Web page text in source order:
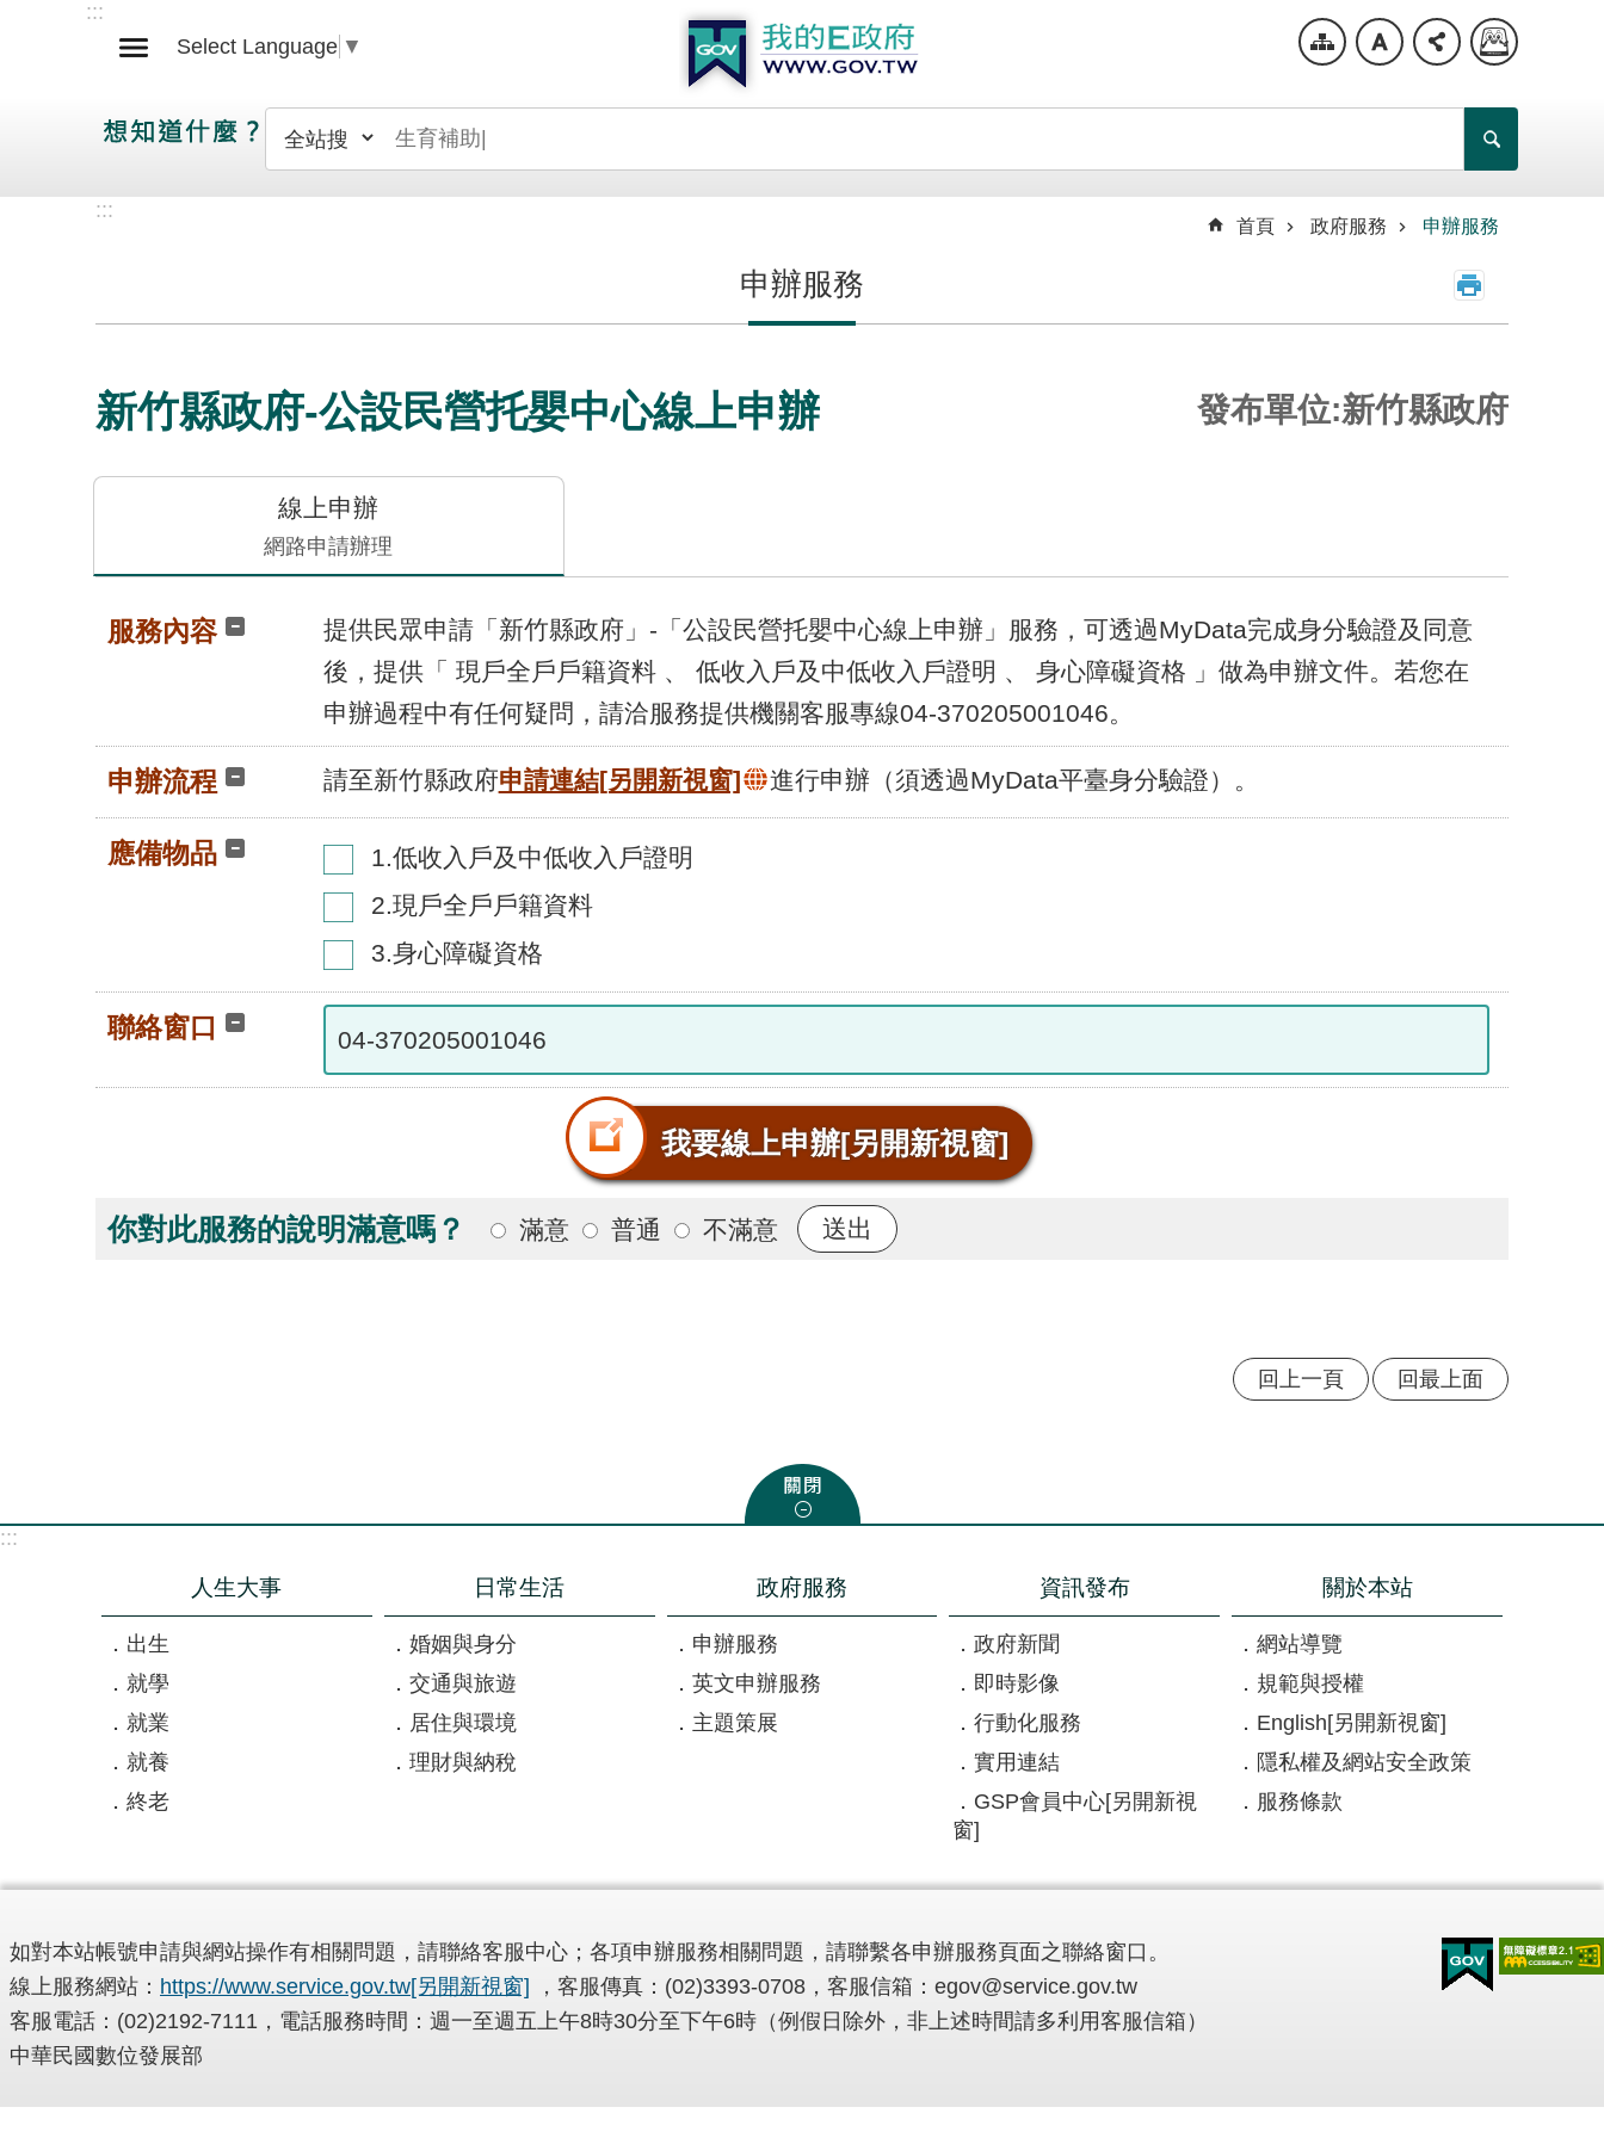
跳到主要內容區塊
:::
Select Language ▼
:::
首頁 政府服務 申辦服務
申辦服務
新竹縣政府-公設民營托嬰中心線上申辦 發布單位:新竹縣政府
線上申辦
網路申請辦理
服務內容
提供民眾申請「新竹縣政府」-「公設民營托嬰中心線上申辦」服務，可透過MyData完成身分驗證及同意
後，提供「 現戶全戶戶籍資料 、 低收入戶及中低收入戶證明 、 身心障礙資格 」做為申辦文件。若您在
申辦過程中有任何疑問，請洽服務提供機關客服專線04-370205001046。
申辦流程 請至新竹縣政府申請連結[另開新視窗] 進行申辦（須透過MyData平臺身分驗證）。
應備物品
1.低收入戶及中低收入戶證明
2.現戶全戶戶籍資料
3.身心障礙資格
聯絡窗口 04-370205001046
我要線上申辦[另開新視窗]
你對此服務的說明滿意嗎？ 滿意 普通 不滿意
回上一頁 回最上面
:::
人生大事
出生
就學
就業
就養
終老
日常生活
婚姻與身分
交通與旅遊
居住與環境
理財與納稅
政府服務
申辦服務
英文申辦服務
主題策展
資訊發布
政府新聞
即時影像
行動化服務
實用連結
GSP會員中心[另開新視
窗]
關於本站
網站導覽
規範與授權
English[另開新視窗]
隱私權及網站安全政策
服務條款
如對本站帳號申請與網站操作有相關問題，請聯絡客服中心；各項申辦服務相關問題，請聯繫各申辦服務頁面之聯絡窗口。
線上服務網站： https://www.service.gov.tw[另開新視窗] ，客服傳真：(02)3393-0708，客服信箱： egov@service.gov.tw
客服電話：(02)2192-7111，電話服務時間：週一至週五上午8時30分至下午6時（例假日除外，非上述時間請多利用客服信箱）
中華民國數位發展部